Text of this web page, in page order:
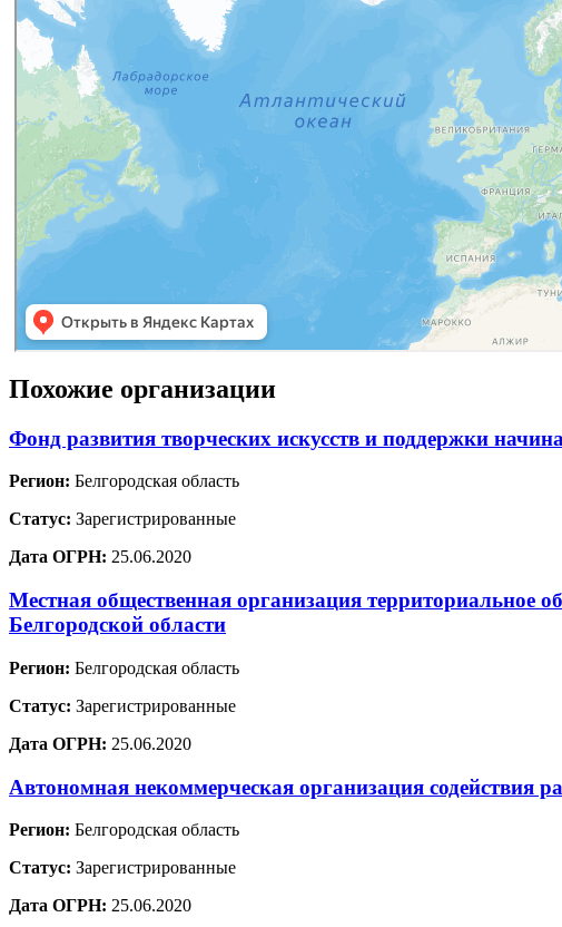
Похожие организации
Фонд развития творческих искусств и поддержки
Регион: Белгородская область
Статус: Зарегистрированные
Дата ОГРН: 25.06.2020
Местная общественная организация территориальное
Белгородской области
Регион: Белгородская область
Статус: Зарегистрированные
Дата ОГРН: 25.06.2020
Автономная некоммерческая организация
Регион: Белгородская область
Статус: Зарегистрированные
Дата ОГРН: 25.06.2020